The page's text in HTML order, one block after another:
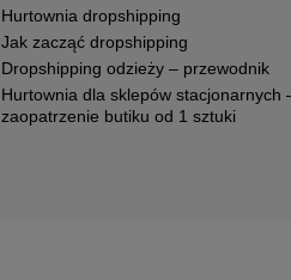
Hurtownia dropshipping
Jak zacząć dropshipping
Dropshipping odzieży – przewodnik
Hurtownia dla sklepów stacjonarnych
zaopatrzenie butiku od 1 sztuki